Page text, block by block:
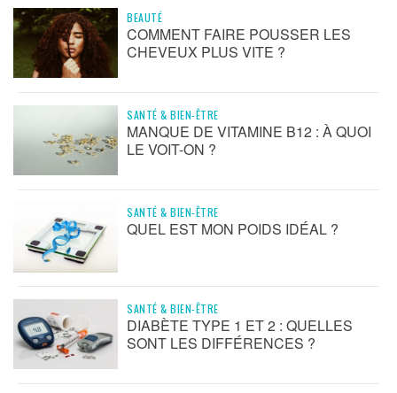
BEAUTÉ
COMMENT FAIRE POUSSER LES
CHEVEUX PLUS VITE ?
SANTÉ & BIEN-ÊTRE
MANQUE DE VITAMINE B12 : À QUOI
LE VOIT-ON ?
SANTÉ & BIEN-ÊTRE
QUEL EST MON POIDS IDÉAL ?
SANTÉ & BIEN-ÊTRE
DIABÈTE TYPE 1 ET 2 : QUELLES
SONT LES DIFFÉRENCES ?